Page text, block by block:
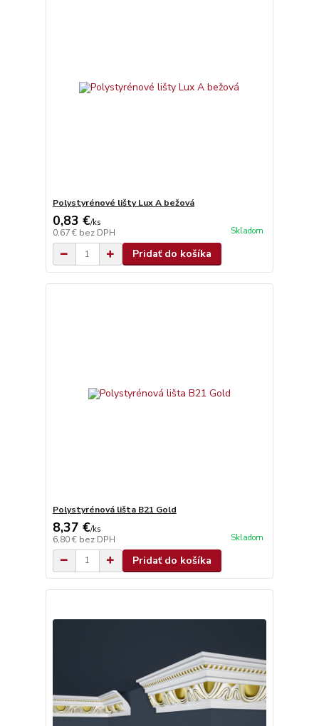
Polystyrénové lišty Lux A bežová
0,83 €/ks
0,67 € bez DPH Skladom
Pridať do košíka
Polystyrénová lišta B21 Gold
8,37 €/ks
6,80 € bez DPH Skladom
Pridať do košíka